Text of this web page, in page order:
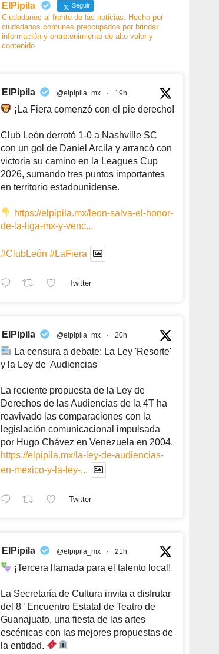
ElPipila Seguir
Ciudadanos al frente de las noticias. Hecho por
ciudadanos comunes preocupados por brindar
información y entretenimiento de alto valor y
contenido.
ElPipila @elpipila_mx · 19h
¡La Fiera comenzó con el pie derecho!
Club León derrotó 1-0 a Nashville SC
con un gol de Daniel Arcila y arrancó con
victoria su camino en la Leagues Cup
2026, sumando tres puntos importantes
en territorio estadounidense.
https://elpipila.mx/leon-salva-el-honor-
de-la-liga-mx-y-venc...
#ClubLeón #LaFiera
Twitter
ElPipila @elpipila_mx · 20h
La censura a debate: La Ley 'Resorte'
y la Ley de 'Audiencias'
La reciente propuesta de la Ley de
Derechos de las Audiencias de la 4T ha
reavivado las comparaciones con la
legislación comunicacional impulsada
por Hugo Chávez en Venezuela en 2004.
https://elpipila.mx/la-ley-de-audiencias-
en-mexico-y-la-ley-...
Twitter
ElPipila @elpipila_mx · 21h
¡Tercera llamada para el talento local!
La Secretaría de Cultura invita a disfrutar
del 8° Encuentro Estatal de Teatro de
Guanajuato, una fiesta de las artes
escénicas con las mejores propuestas de
la entidad.